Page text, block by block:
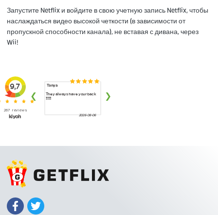
Запустите Netflix и войдите в свою учетную запись Netflix, чтобы
наслаждаться видео высокой четкости (в зависимости от
пропускной способности канала), не вставая с дивана, через
Wii!